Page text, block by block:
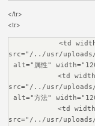
</tr>
<tr>
<td
src="/../usr/uploads/
alt="属性"
<td
src="/../usr/uploads/
alt="方法"
<td
src="/../usr/uploads/